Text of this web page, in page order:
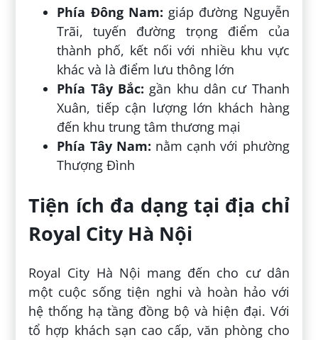
Phía Đông Nam: giáp đường Nguyễn
Trãi, tuyến đường trọng điểm của
thành phố, kết nối với nhiều khu vực
khác và là điểm lưu thông lớn
Phía Tây Bắc: gần khu dân cư Thanh
Xuân, tiếp cận lượng lớn khách hàng
đến khu trung tâm thương mại
Phía Tây Nam: nằm cạnh với phường
Thượng Đình
Tiện ích đa dạng tại địa chỉ
Royal City Hà Nội
Royal City Hà Nội mang đến cho cư dân
một cuộc sống tiện nghi và hoàn hảo với
hệ thống hạ tầng đồng bộ và hiện đại. Với
tổ hợp khách sạn cao cấp, văn phòng cho